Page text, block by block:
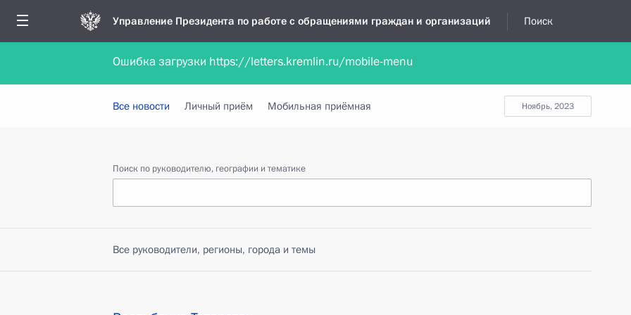
Управление Президента по работе с обращениями граждан и организаций Поиск
Обратиться в форме электронного документа Обратиться в устной форме
ноябрь, 2023
Все новости Личный приём Мобильная приёмная
Поиск по руководителю, географии и тематике
Все руководители, регионы, города и темы
Ошибка загрузки https://letters.kremlin.ru/mobile-menu